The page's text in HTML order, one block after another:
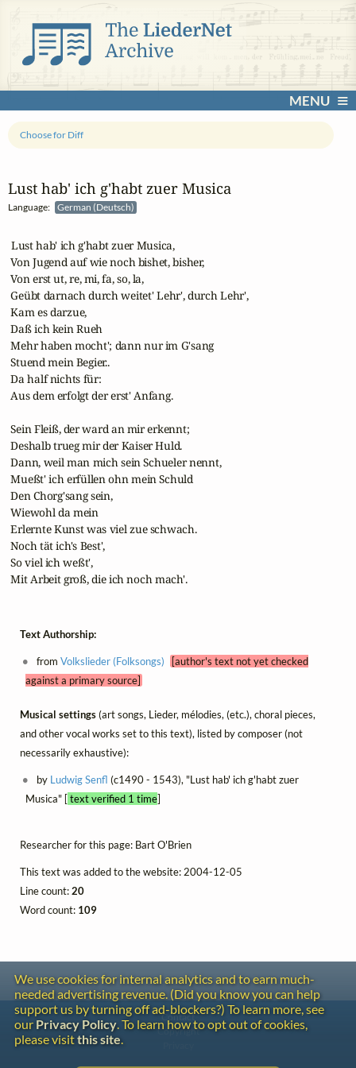
MENU
Lust hab' ich g'habt zuer Musica
Language: German (Deutsch)
Choose for Diff
Lust hab' ich g'habt zuer Musica,
Von Jugend auf wie noch bishet, bisher,
Von erst ut, re, mi, fa, so, la,
Geübt darnach durch weitet' Lehr', durch Lehr',
Kam es darzue,
Daß ich kein Rueh
Mehr haben mocht'; dann nur im G'sang
Stuend mein Begier..
Da half nichts für:
Aus dem erfolgt der erst' Anfang.
Sein Fleiß, der ward an mir erkennt;
Deshalb trueg mir der Kaiser Huld.
Dann, weil man mich sein Schueler nennt,
Mueßt' ich erfüllen ohn mein Schuld
Den Chorg'sang sein,
Wiewohl da mein
Erlernte Kunst was viel zue schwach.
Noch tät ich's Best',
So viel ich weßt',
Mit Arbeit groß, die ich noch mach'.
Text Authorship:
fromVolkslieder (Folksongs)
[author's text not yet checked
against a primary source]
Musical settings(art songs, Lieder, mélodies, (etc.), choral pieces,
and other vocal works set to this text), listed by composer (not
necessarily exhaustive):
by Ludwig Senfl (c1490 - 1543), "Lust hab' ich g'habt zuer
Musica" [text verified 1 time]
Researcher for this page: Bart O'Brien
This text was added to the website: 2004-12-05
Line count:20
Word count: 109
We use cookies for internal analytics and to earn much-
needed advertising revenue. (Did you know you can help
support us by turning off ad-blockers?) To learn more, see
our Privacy Policy. To learn how to opt out of cookies,
please visitthis site.
Contact
Copyright